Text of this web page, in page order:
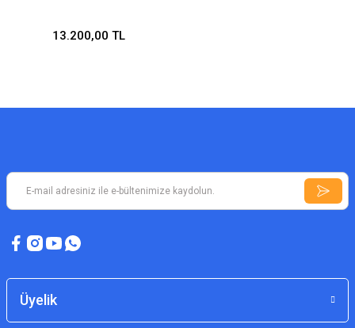
13.200,00 TL
Üyelik